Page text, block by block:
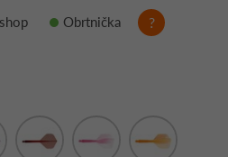
Obrtnička ?